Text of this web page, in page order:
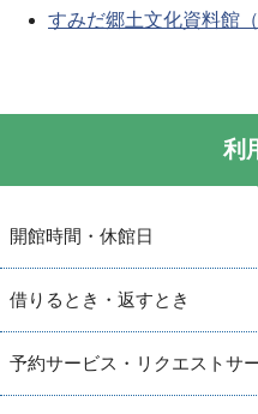
すみだ郷土文化資料館
利
開館時間・休館日
借りるとき・返すとき
予約サービス・リクエストサ